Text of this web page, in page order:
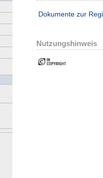
Dokumente zur
Nutzungshinweis